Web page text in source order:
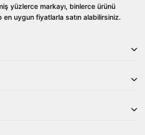
yüzlerce markayı, binlerce ürünü
en uygun fiyatlarla satın alabilirsiniz.